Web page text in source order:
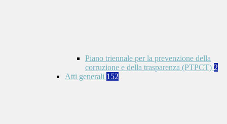
Piano triennale per la prevenzione della
corruzione e della trasparenza (PTPCT) 2
Atti generali 152